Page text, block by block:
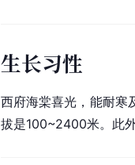
生长习性
西府海棠喜光，能耐寒
拔是100~2400米。此